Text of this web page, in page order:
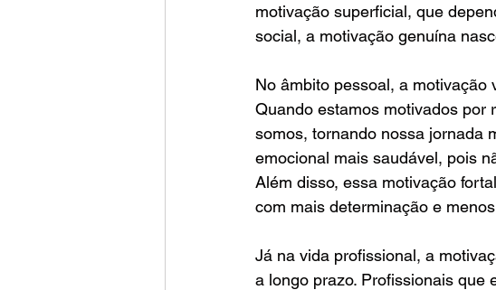
motivação superficial, que
social, a motivação genuína
No âmbito pessoal, a motivação
Quando estamos motivados por
somos, tornando nossa jornada
emocional mais saudável, pois
Além disso, essa motivação
com mais determinação e
Já na vida profissional, a
a longo prazo. Profissionais que